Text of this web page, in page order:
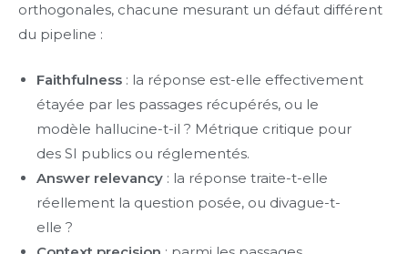
orthogonales, chacune mesurant un défaut différent
du pipeline :
Faithfulness : la réponse est-elle effectivement
étayée par les passages récupérés, ou le
modèle hallucine-t-il ? Métrique critique pour
des SI publics ou réglementés.
Answer relevancy : la réponse traite-t-elle
réellement la question posée, ou divague-t-
elle ?